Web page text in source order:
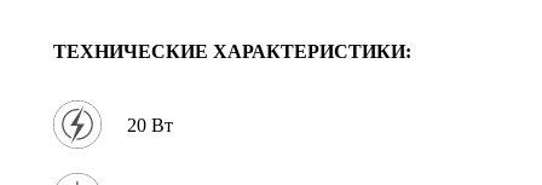
ТЕХНИЧЕСКИЕ ХАРАКТЕРИСТИКИ:
20 Вт